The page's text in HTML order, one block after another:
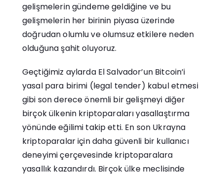
gelişmelerin gündeme geldiğine ve bu
gelişmelerin her birinin piyasa üzerinde
doğrudan olumlu ve olumsuz etkilere neden
olduğuna şahit oluyoruz.
Geçtiğimiz aylarda El Salvador’un Bitcoin’i
yasal para birimi (legal tender) kabul etmesi
gibi son derece önemli bir gelişmeyi diğer
birçok ülkenin kriptoparaları yasallaştırma
yönünde eğilimi takip etti. En son Ukrayna
kriptoparalar için daha güvenli bir kullanıcı
deneyimi çerçevesinde kriptoparalara
yasallık kazandırdı. Birçok ülke meclisinde